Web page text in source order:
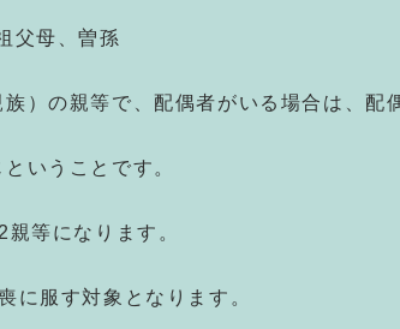
父母、曽孫
）の親等で、配偶者がいる場合は、配
いうことです。
等になります。
に服す対象となります。